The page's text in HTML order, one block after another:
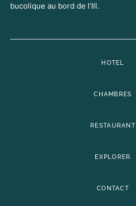
bucolique au bord de l’Ill.
HOTEL
CHAMBRES
RESTAURANT
EXPLORER
CONTACT